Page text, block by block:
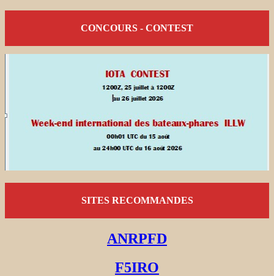
CONCOURS - CONTEST
SITES RECOMMANDES
ANRPFD
F5IRO